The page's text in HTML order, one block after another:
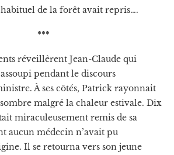
de la forêt avait repris….
***
réveillèrent Jean-Claude qui
pendant le discours
À ses côtés, Patrick rayonnait
malgré la chaleur estivale. Dix
miraculeusement remis de sa
aucun médecin n’avait pu
Il se retourna vers son jeune